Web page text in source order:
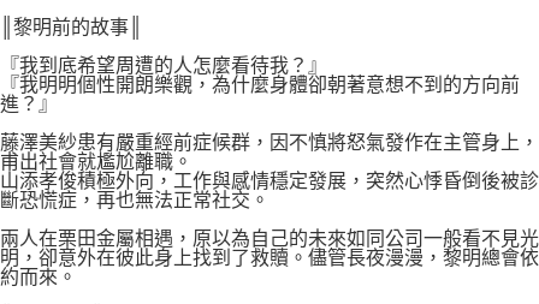
║黎明前的故事║
『我到底希望周遭的人怎麼看待我？』
『我明明個性開朗樂觀，為什麼身體卻朝著意想不到的方向前
進？』
藤澤美紗患有嚴重經前症候群，因不慎將怒氣發作在主管身上，
甫出社會就尷尬離職。
山添孝俊積極外向，工作與感情穩定發展，突然心悸昏倒後被診
斷恐慌症，再也無法正常社交。
兩人在栗田金屬相遇，原以為自己的未來如同公司一般看不見光
明，卻意外在彼此身上找到了救贖。儘管長夜漫漫，黎明總會依
約而來。